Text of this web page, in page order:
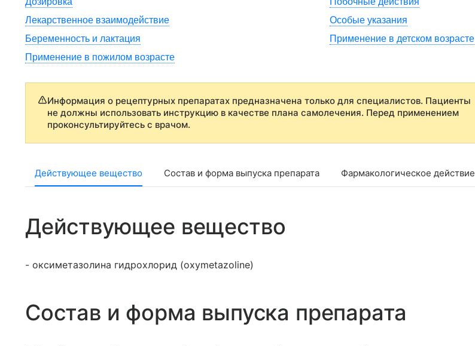
Лекарственное взаимодействие
Особые указания
Беременность и лактация
Применение в детском возрасте
Применение в пожилом возрасте
Информация о рецептурных препаратах предназначена только для специалистов. Пациенты
не должны использовать инструкцию в качестве плана самолечения. Перед применением
проконсультируйтесь с врачом.
Действующее вещество Состав и форма выпуска препарата Фармакологическое действие
Действующее вещество
- оксиметазолина гидрохлорид (oxymetazoline)
Состав и форма выпуска препарата